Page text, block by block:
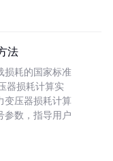
法
损耗的国家标准
器损耗计算实
变压器损耗计算
参数，指导用户